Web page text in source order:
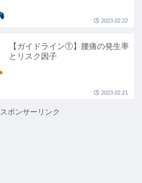
2023.02.22
【ガイドライン①】腰痛の発生率
とリスク因子
2023.02.21
スポンサーリンク